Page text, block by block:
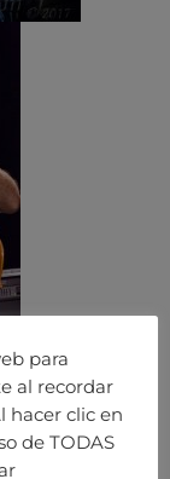
para
al recordar
hacer clic en
de TODAS